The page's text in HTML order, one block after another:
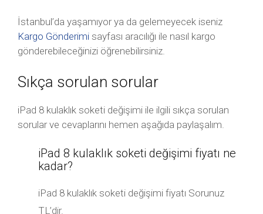
İstanbul’da yaşamıyor ya da gelemeyecek iseniz
Kargo Gönderimi sayfası aracılığı ile nasıl kargo
gönderebileceğinizi öğrenebilirsiniz.
Sıkça sorulan sorular
iPad 8 kulaklık soketi değişimi ile ilgili sıkça sorulan
sorular ve cevaplarını hemen aşağıda paylaşalım.
iPad 8 kulaklık soketi değişimi fiyatı ne
kadar?
iPad 8 kulaklık soketi değişimi fiyatı Sorunuz
TL’dir.